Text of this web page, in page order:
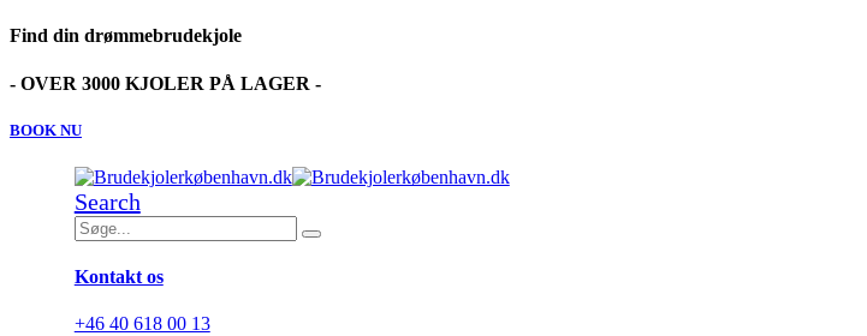
Find din drømmebrudekjole
- OVER 3000 KJOLER PÅ LAGER -
BOOK NU
Search
Kontakt os
+46 40 618 00 13